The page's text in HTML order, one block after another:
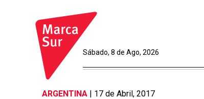
Sábado, 8 de Ago, 2026
ARGENTINA | 17 de Abril, 2017